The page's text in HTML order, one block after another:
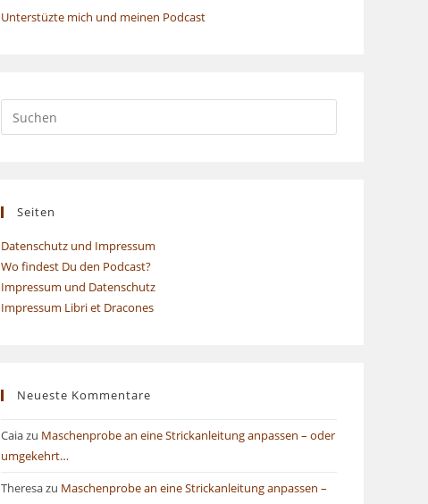
Unterstüzte mich und meinen Podcast
Seiten
Datenschutz und Impressum
Wo findest Du den Podcast?
Impressum und Datenschutz
Impressum Libri et Dracones
Neueste Kommentare
Caiazu Maschenprobe an eine Strickanleitung anpassen – oder
umgekehrt…
Theresazu Maschenprobe an eine Strickanleitung anpassen –